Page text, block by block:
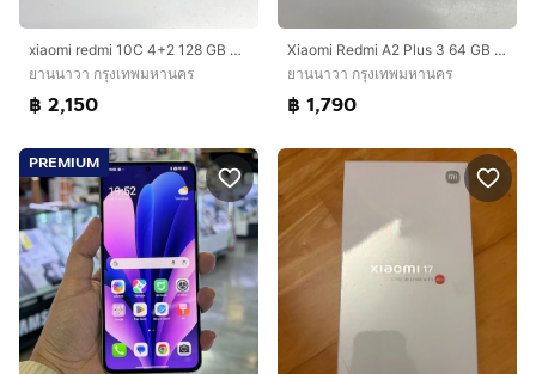
xiaomi redmi 10C 4+2 128 GB สภาพดี สแกนได้ ใช้งานได้ดี ราคาถูกใจ
ยานนาวา กรุงเทพมหานคร
฿ 2,150
Xiaomi Redmi A2 Plus 3 64 GB สภาพสวย ใช้งานได้ดี ราคาถูกใจ
ยานนาวา กรุงเทพมหานคร
฿ 1,790
PREMIUM